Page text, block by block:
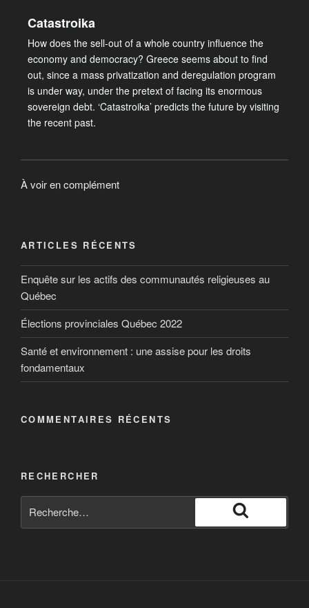
Catastroika
How does the sell-out of a whole country influence the
economy and democracy? Greece seems about to find
out, since a mass privatization and deregulation program
is under way, under the pretext of facing its enormous
sovereign debt. ‘Catastroika’ predicts the future by visiting
the recent past.
À voir en complément
ARTICLES RÉCENTS
Enquête sur les actifs des communautés religieuses au
Québec
Élections provinciales Québec 2022
Santé et environnement : une assise pour les droits
fondamentaux
COMMENTAIRES RÉCENTS
RECHERCHER